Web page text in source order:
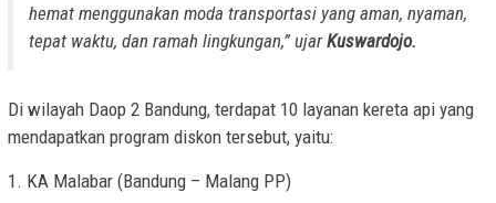
hemat menggunakan moda transportasi yang aman, nyaman,
tepat waktu, dan ramah lingkungan,” ujarKuswardojo.
Di wilayah Daop 2 Bandung, terdapat 10 layanan kereta api yang
mendapatkan program diskon tersebut, yaitu:
1. KA Malabar (Bandung – Malang PP)